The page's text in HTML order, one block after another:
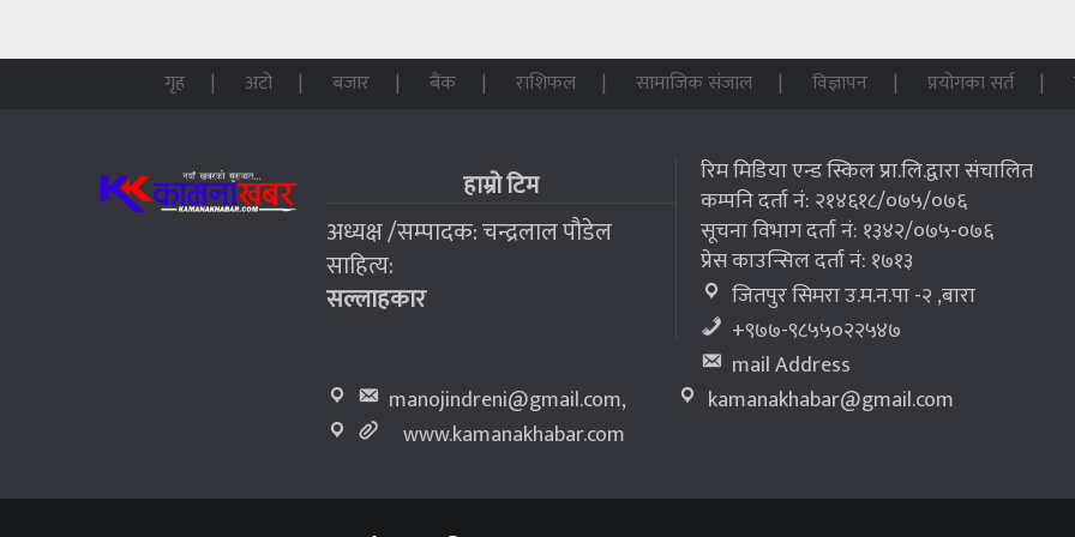
गृह अटो बजार बैंक राशिफल सामाजिक संजाल विज्ञापन प्रयोगका सर्त
हाम्रो टिम
अध्यक्ष /सम्पादक: चन्द्रलाल पौडेल
साहित्य:
सल्लाहकार
रिम मिडिया एन्ड स्किल प्रा.लि.द्वारा संचालित
कम्पनि दर्ता नं: २१४६१८/०७५/०७६
सूचना विभाग दर्ता नं: १३४२/०७५-०७६
प्रेस काउन्सिल दर्ता नं: १७१३
जितपुर सिमरा उ.म.न.पा -२ ,बारा
+९७७-९८५५०२२५४७
mail Address
manojindreni@gmail.com,
kamanakhabar@gmail.com
www.kamanakhabar.com